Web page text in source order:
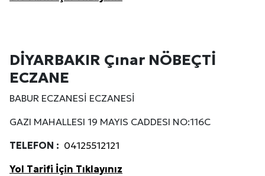
DİYARBAKIR Çınar NÖBEÇTİ
ECZANE
BABUR ECZANESİ ECZANESİ
GAZI MAHALLESI 19 MAYIS CADDESI NO:116C
TELEFON : 04125512121
Yol Tarifi İçin Tıklayınız